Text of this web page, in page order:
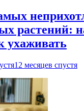
растений:
ухаживать
12 месяцев спустя